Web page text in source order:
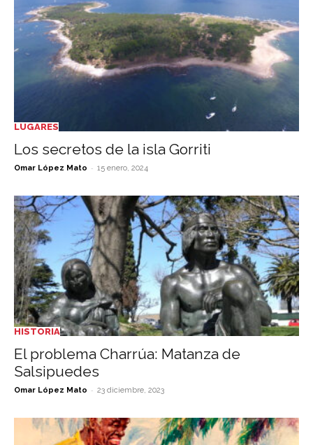
LUGARES
Los secretos de la isla Gorriti
Omar López Mato - 15 enero, 2024
HISTORIA
El problema Charrúa: Matanza de
Salsipuedes
Omar López Mato - 23 diciembre, 2023